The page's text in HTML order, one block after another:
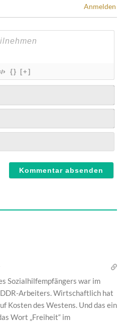
Anmelden
{} [+]
Sozialhilfempfängers war im
Arbeiters. Wirtschaftlich hat
Kosten des Westens. Und das ein
Wort „Freiheit“ im